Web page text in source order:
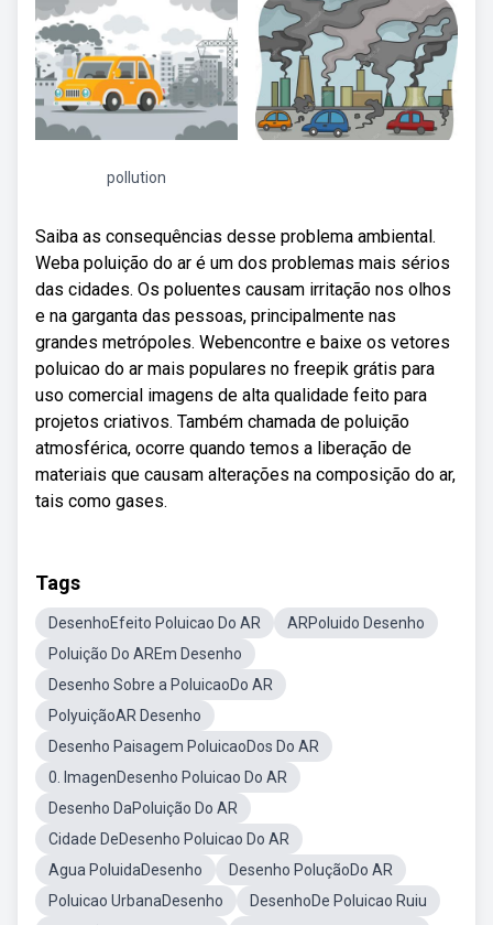
pollution
Saiba as consequências desse problema ambiental.
Weba poluição do ar é um dos problemas mais sérios
das cidades. Os poluentes causam irritação nos olhos
e na garganta das pessoas, principalmente nas
grandes metrópoles. Webencontre e baixe os vetores
poluicao do ar mais populares no freepik grátis para
uso comercial imagens de alta qualidade feito para
projetos criativos. Também chamada de poluição
atmosférica, ocorre quando temos a liberação de
materiais que causam alterações na composição do ar,
tais como gases.
Tags
DesenhoEfeito Poluicao Do AR
ARPoluido Desenho
Poluição Do AREm Desenho
Desenho Sobre a PoluicaoDo AR
PolyuiçãoAR Desenho
Desenho Paisagem PoluicaoDos Do AR
0. ImagenDesenho Poluicao Do AR
Desenho DaPoluição Do AR
Cidade DeDesenho Poluicao Do AR
Agua PoluidaDesenho
Desenho PoluçãoDo AR
Poluicao UrbanaDesenho
DesenhoDe Poluicao Ruiu